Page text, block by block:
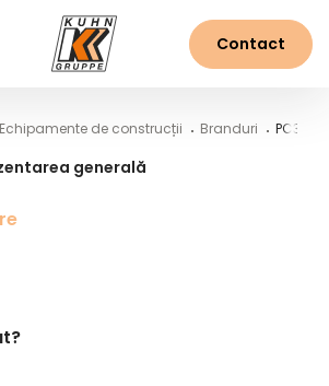
Contact
Echipamente de construcții Branduri
generală